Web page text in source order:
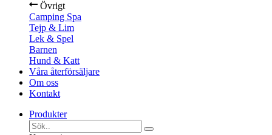
Övrigt
Camping Spa
Tejp & Lim
Lek & Spel
Barnen
Hund & Katt
Våra återförsäljare
Om oss
Kontakt
Produkter